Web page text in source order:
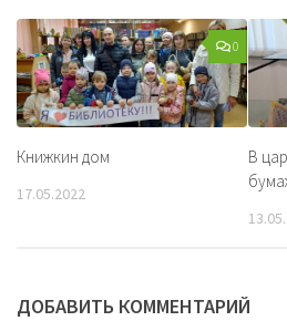
0
Книжкин дом
17.05.2022
В
ДОБАВИТЬ КОММЕНТАРИЙ